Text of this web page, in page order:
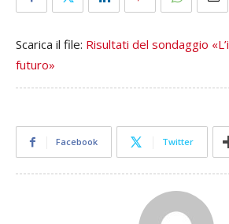
Scarica il file: Risultati del sondaggio
futuro»
Facebook Twitter